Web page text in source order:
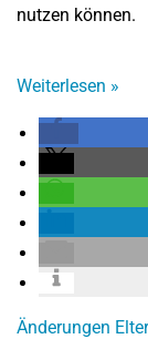
nutzen können.
Weiterlesen »
Änderungen